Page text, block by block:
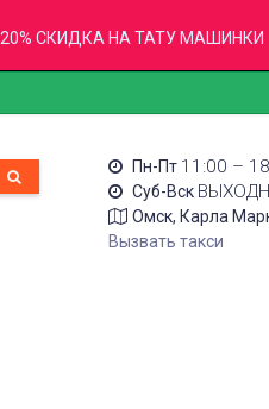
20% СКИДКА НА ТАТУ МАШИНКИ
Пн-Пт 11:00 –
Суб-Вск
Омск, Карла
Вызвать такси